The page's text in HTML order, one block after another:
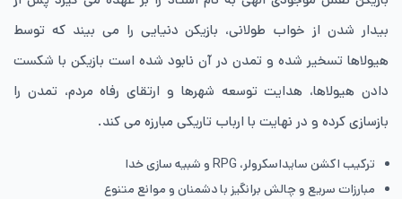
بیدار شدن از خواب طولانی، بازیکن دنیایی را می بیند که توسط
هیولاها تسخیر شده و تمدن در آن نابود شده است بازیکن با شکست
دادن هیولاها، هدایت توسعه شهرها و ارتقای رفاه مردم، تمدن را
بازسازی کرده و در نهایت با ارباب تاریکی مبارزه می کند.
ترکیب اکشن سایداسکرولر، RPG و شبیه سازی خدا
مبارزات سریع و چالش برانگیز با دشمنان و موانع متنوع